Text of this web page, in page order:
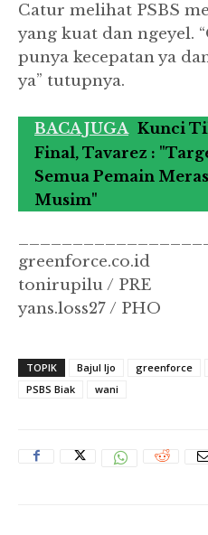
Catur melihat PSBS
yang kuat dan ngeyel.
punya kecepatan ya
ya” tutupnya.
BACA JUGA Kunci
Final, Tavarez :
Semua Pemain
Musim"
greenforce.co.id
tonirupilu / PRE
yans.loss27 / PHO
TOPIK Bajul Ijo greenforce
PSBS Biak
wani